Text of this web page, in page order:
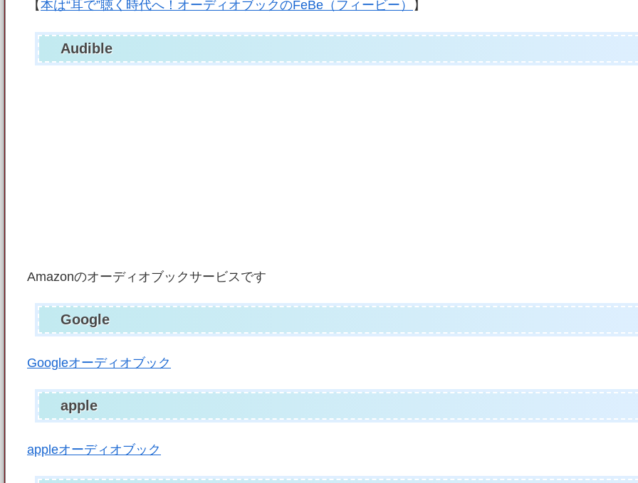
【本は“耳で”聴く時代へ！オーディオブックのFeBe（フィービー） 】
Audible
Amazonのオーディオブックサービスです
Google
Googleオーディオブック
apple
appleオーディオブック